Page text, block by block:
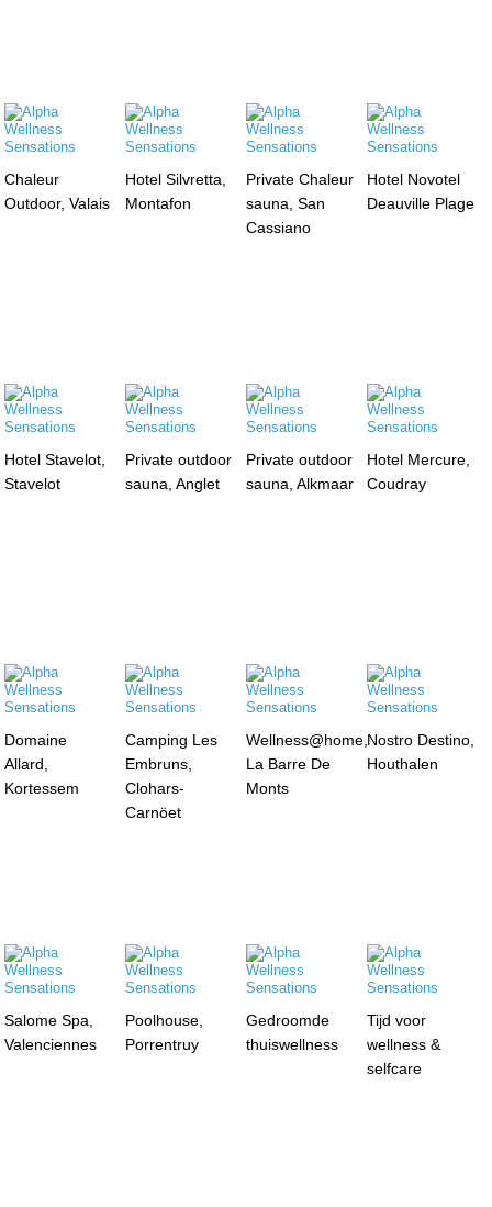
Chaleur
Outdoor, Valais
Hotel Silvretta,
Montafon
Private Chaleur
sauna, San
Cassiano
Hotel Novotel
Deauville Plage
Hotel Stavelot,
Stavelot
Private outdoor
sauna, Anglet
Private outdoor
sauna, Alkmaar
Hotel Mercure,
Coudray
Domaine
Allard,
Kortessem
Camping Les
Embruns,
Clohars-
Carnöet
Wellness@home,
La Barre De
Monts
Nostro Destino,
Houthalen
Salome Spa,
Valenciennes
Poolhouse,
Porrentruy
Gedroomde
thuiswellness
Tijd voor
wellness &
selfcare